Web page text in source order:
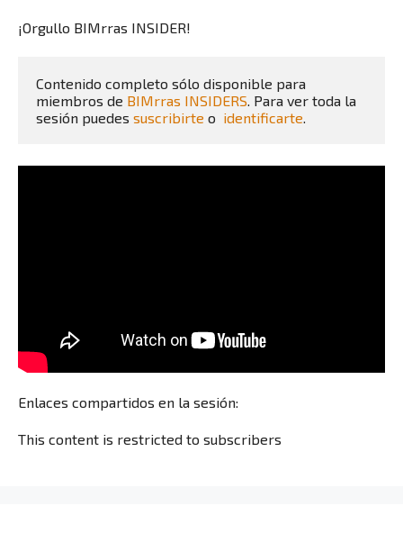
¡Orgullo BIMrras INSIDER!
Contenido completo sólo disponible para
miembros de BIMrras INSIDERS. Para ver toda la
sesión puedes suscribirte o identificarte.
Enlaces compartidos en la sesión:
This content is restricted to subscribers